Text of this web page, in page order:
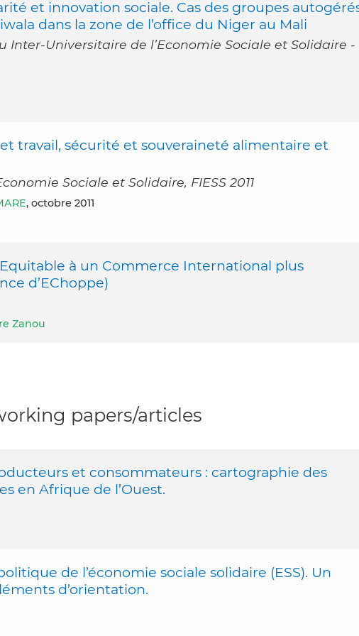
et innovation sociale. Cas des groupes
dans la zone de l’office du Niger au Mali
Inter-Universitaire de l’Economie Sociale et Solidaire -
travail, sécurité et souveraineté alimentaire et
Sociale et Solidaire, FIESS 2011
, octobre 2011
à un Commerce International plus
d’EChoppe)
Zanou
papers/articles
et consommateurs : cartographie des
en Afrique de l’Ouest.
de l’économie sociale solidaire (ESS). Un
d’orientation.